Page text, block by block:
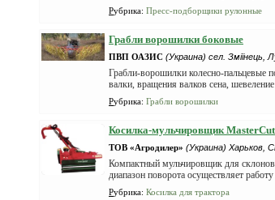
Рубрика: Пресс-подборщики рулонные
Грабли ворошилки боковые
ПВП ОАЗИС (Украина) сел. Зміїнець,
Грабли-ворошилки колесно-пальцевые
валки, вращения валков сена,
Рубрика: Грабли ворошилки
Косилка-мульчировщик
ТОВ «Агродилер» (Украина) Харьков,
Компактный мульчировщик для
диапазон поворота осуществляет
Рубрика: Косилка для трактора